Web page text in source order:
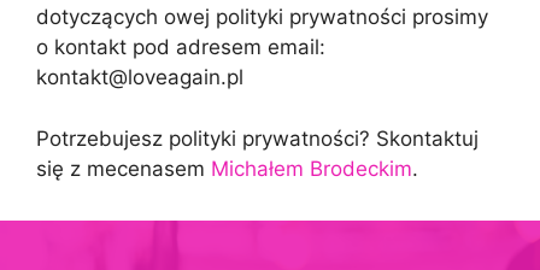
dotyczących owej polityki prywatności prosimy
o kontakt pod adresem email:
kontakt@loveagain.pl
Potrzebujesz polityki prywatności? Skontaktuj
się z mecenasem Michałem Brodeckim.